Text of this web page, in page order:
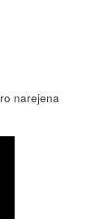
narejena